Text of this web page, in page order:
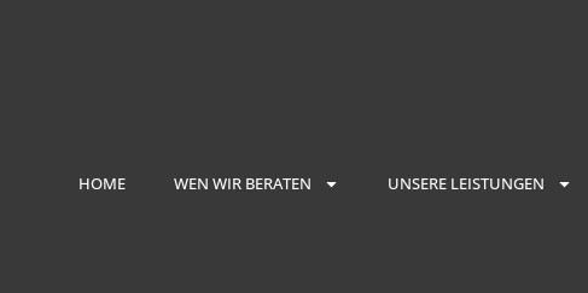
HOME WEN WIR BERATEN UNSERE LEISTUNGEN